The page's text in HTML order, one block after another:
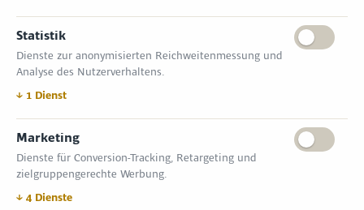
ÖFFNUNGSZEITEN MESSE
18. November 2026 09:00 – 17:00 Uhr
19. November 2026 09:00 – 17:00 Uhr
VERANSTALTUNGSORT
Messe Erfurt GmbH
Gothaer Straße 34 | D-99094 Erfurt
INFORMATIONEN
Statistik
Dienste zur anonymisierten Reichweitenmessung und
Analyse des Nutzerverhaltens.
↓ 1 Dienst
Marketing
Dienste für Conversion-Tracking, Retargeting und
zielgruppengerechte Werbung.
↓ 4 Dienste